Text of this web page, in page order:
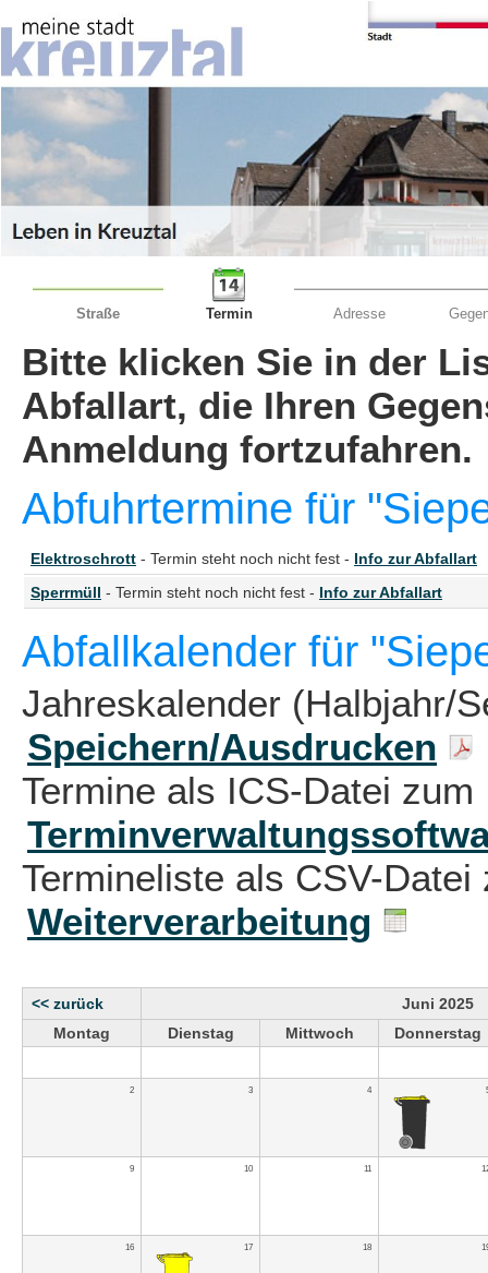
Straße Termin Adresse
Bitte klicken Sie in der
Abfallart, die Ihren
Anmeldung fortzufahren.
Abfuhrtermine für
Elektroschrott - Termin steht noch nicht fest - Info zur Abfallart
Sperrmüll - Termin steht noch nicht fest - Info zur Abfallart
Abfallkalender für
Jahreskalender (Halbjahr/
Speichern/Ausdrucken
Termine als ICS-Datei zum
Termineliste als CSV-
Weiterverarbeitung
<< zurück
Juni 2025
Montag
Dienstag Mittwoch Donnerstag
2 3 4
9 10 11
16 17 18